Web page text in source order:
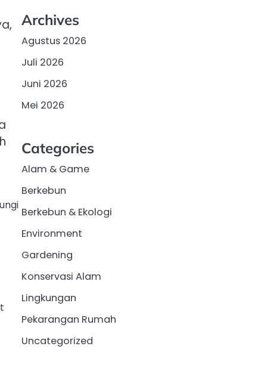
Archives
Agustus 2026
Juli 2026
Juni 2026
Mei 2026
Categories
Alam & Game
Berkebun
Berkebun & Ekologi
Environment
Gardening
Konservasi Alam
Lingkungan
Pekarangan Rumah
Uncategorized